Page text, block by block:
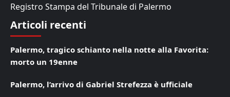
Registro Stampa del Tribunale di Palermo
Articoli recenti
Palermo, tragico schianto nella notte alla Favorita:
morto un 19enne
Palermo, l’arrivo di Gabriel Strefezza è ufficiale